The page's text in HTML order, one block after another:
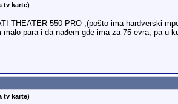
tv karte)
THEATER 550 PRO ,(pošto ima hardverski
para i da nađem gde ima za 75 evra, pa u
tv karte)